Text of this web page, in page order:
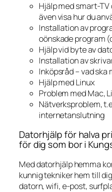
Hjälp med smart-TV
även visa hur du
Installation av
oönskade program
Hjälp vid byte av
Installation av
Inköpsråd – vad ska
Hjälp med Linux
Problem med Mac,
Nätverksproblem,
internetanslutning
Datorhjälp för halva
för dig som bor i
Med datorhjälp hemma
kunnig tekniker hem till
datorn, wifi, e-post,